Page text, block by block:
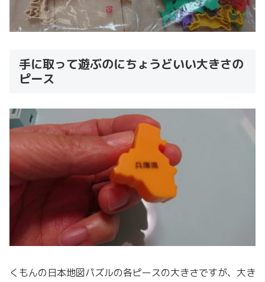
手に取って遊ぶのにちょうどいい大きさの
ピース
くもんの日本地図パズルの各ピースの大きさですが、大き